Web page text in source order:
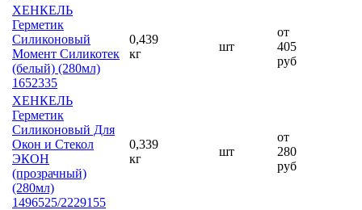
ХЕНКЕЛЬ
Герметик
Силиконовый
Момент Силикотек
(белый) (280мл)
1652335
0,439
кг
шт
от
405
руб
ХЕНКЕЛЬ
Герметик
Силиконовый Для
Окон и Стекол
ЭКОН
(прозрачный)
(280мл)
1496525/2229155
0,339
кг
шт
от
280
руб